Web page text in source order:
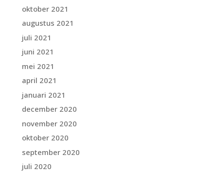
oktober 2021
augustus 2021
juli 2021
juni 2021
mei 2021
april 2021
januari 2021
december 2020
november 2020
oktober 2020
september 2020
juli 2020